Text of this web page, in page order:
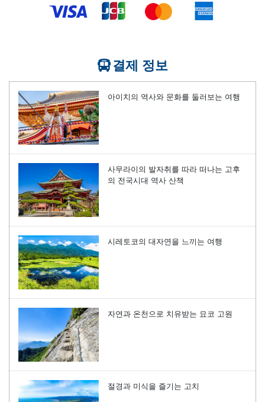
결제 정보
아이치의 역사와 문화를 둘러보는 여행
사무라이의 발자취를 따라 떠나는 고후
의 전국시대 역사 산책
시레토코의 대자연을 느끼는 여행
자연과 온천으로 치유받는 묘코 고원
절경과 미식을 즐기는 고치